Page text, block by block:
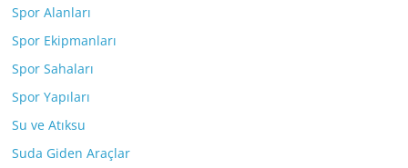
Spor Alanları
Spor Ekipmanları
Spor Sahaları
Spor Yapıları
Su ve Atıksu
Suda Giden Araçlar